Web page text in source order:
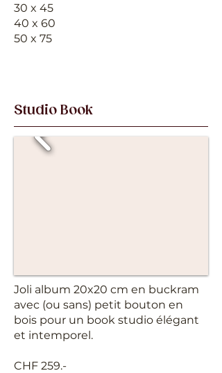
30 x 45
40 x 60
50 x 75
Studio Book
Joli album 20x20 cm en buckram
avec (ou sans) petit bouton en
bois pour un book studio élégant
et intemporel.
CHF 259.-